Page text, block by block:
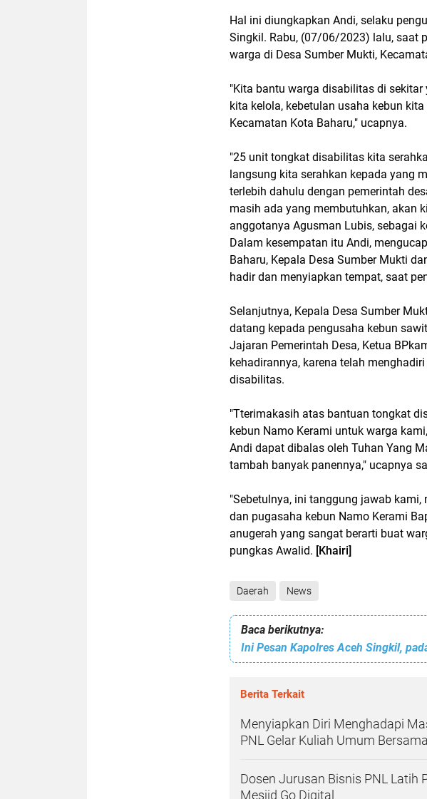
Hal ini diungkapkan Andi, selaku
Singkil. Rabu, (07/06/2023) lalu, saat
warga di Desa Sumber Mukti,
"Kita bantu warga disabilitas di
kita kelola, kebetulan usaha kebun
Kecamatan Kota Baharu," ucapnya.
"25 unit tongkat disabilitas kita
langsung kita serahkan kepada yang
terlebih dahulu dengan pemerintah
masih ada yang membutuhkan, akan
anggotanya Agusman Lubis, sebagai
Dalam kesempatan itu Andi,
Baharu, Kepala Desa Sumber Mukti
hadir dan menyiapkan tempat, saat
Selanjutnya, Kepala Desa Sumber
datang kepada pengusaha kebun
Jajaran Pemerintah Desa, Ketua
kehadirannya, karena telah
disabilitas.
"Tterimakasih atas bantuan tongkat
kebun Namo Kerami untuk warga
Andi dapat dibalas oleh Tuhan Yang
tambah banyak panennya," ucapnya
"Sebetulnya, ini tanggung jawab
dan pugasaha kebun Namo Kerami
anugerah yang sangat berarti buat
pungkas Awalid. [Khairi]
Daerah News
Baca berikutnya:
Berita Terkait
Menyiapkan Diri Menghadapi
PNL Gelar Kuliah Umum
Dosen Jurusan Bisnis PNL Latih
Mesjid Go Digital